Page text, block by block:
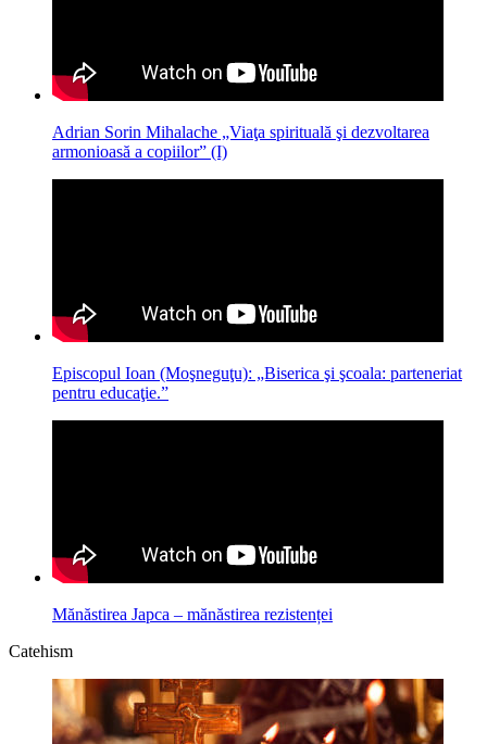
Adrian Sorin Mihalache „Viaţa spirituală şi dezvoltarea
armonioasă a copiilor” (I)
Episcopul Ioan (Moşneguţu): „Biserica şi şcoala: parteneriat
pentru educaţie.”
Mănăstirea Japca – mănăstirea rezistenței
Catehism